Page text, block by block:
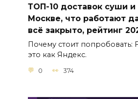
ТОП-10 доставок суши и
Москве, что работают
всё закрыто, рейтинг
Почему стоит попробовать:
это как Яндекс.
0 374